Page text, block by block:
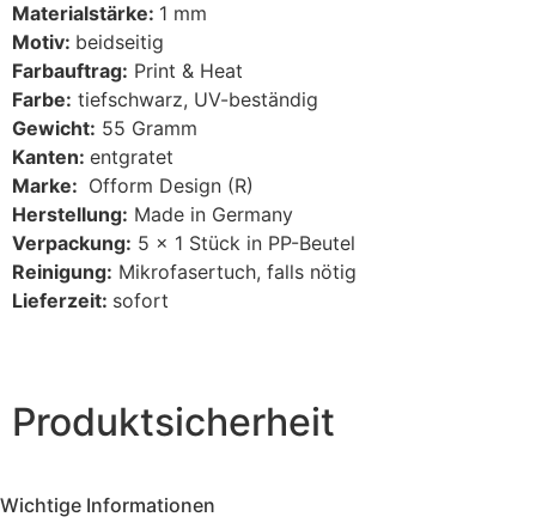
Materialstärke: 1 mm
Motiv: beidseitig
Farbauftrag: Print & Heat
Farbe: tiefschwarz, UV-beständig
Gewicht: 55 Gramm
Kanten: entgratet
Marke: Ofform Design (R)
Herstellung: Made in Germany
Verpackung: 5 x 1 Stück in PP-Beutel
Reinigung: Mikrofasertuch, falls nötig
Lieferzeit: sofort
Produktsicherheit
Wichtige Informationen